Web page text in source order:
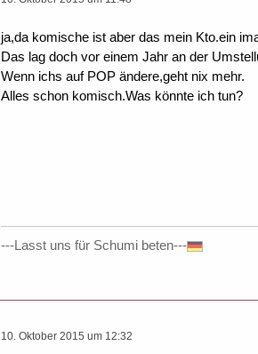
ja,da komische ist aber das mein Kto.ein
Das lag doch vor einem Jahr an der
Wenn ichs auf POP ändere,geht nix mehr.
Alles schon komisch.Was könnte ich tun?
---Lasst uns für Schumi beten---
10. Oktober 2015 um 12:32